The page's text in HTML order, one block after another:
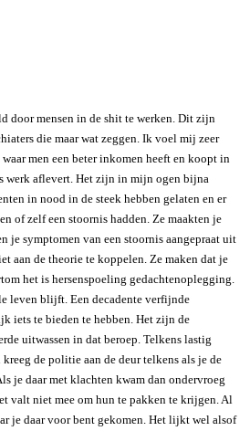
door mensen in de shit te werken. Dit zijn
die maar wat zeggen. Ik voel mij zeer
men een beter inkomen heeft en koopt in
werk aflevert. Het zijn in mijn ogen bijna
in nood in de steek hebben gelaten en er
of zelf een stoornis hadden. Ze maakten je
je symptomen van een stoornis aangepraat uit
aan de theorie te koppelen. Ze maken dat je
het is hersenspoeling gedachtenoplegging.
leven blijft. Een decadente verfijnde
iets te bieden te hebben. Het zijn de
uitwassen in dat beroep. Telkens lastig
de politie aan de deur telkens als je de
je daar met klachten kwam dan ondervroeg
valt niet mee om hun te pakken te krijgen. Al
je daar voor bent gekomen. Het lijkt wel alsof